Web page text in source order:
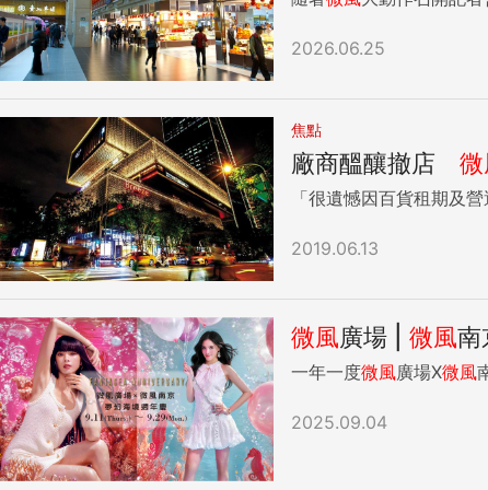
2026.06.25
焦點
廠商醞釀撤店
「很遺憾因百貨租期及營
2019.06.13
微風廣場 | 微風南
一年一度微風廣場X微風
2025.09.04